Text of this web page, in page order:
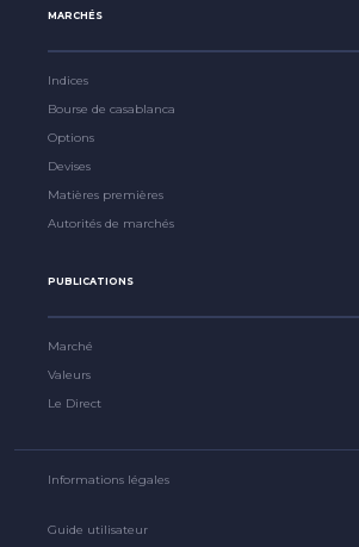
MARCHÉS
Indices
Bourse de casablanca
Options
Devises
Matières premières
Autorités de marchés
PUBLICATIONS
Marché
Valeurs
Le Direct
Informations légales
Guide utilisateur